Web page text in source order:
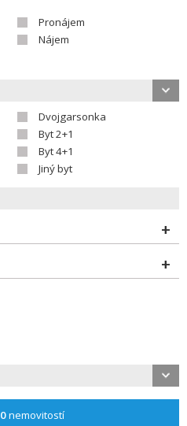
Pronájem
Nájem
Dvojgarsonka
Byt 2+1
Byt 4+1
Jiný byt
0nemovitostí